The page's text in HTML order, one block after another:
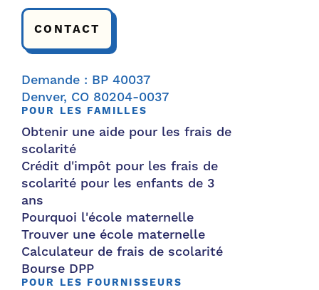
CONTACT
Demande : BP 40037
Denver, CO 80204-0037
POUR LES FAMILLES
Obtenir une aide pour les frais de
scolarité
Crédit d'impôt pour les frais de
scolarité pour les enfants de 3
ans
Pourquoi l'école maternelle
Trouver une école maternelle
Calculateur de frais de scolarité
Bourse DPP
POUR LES FOURNISSEURS